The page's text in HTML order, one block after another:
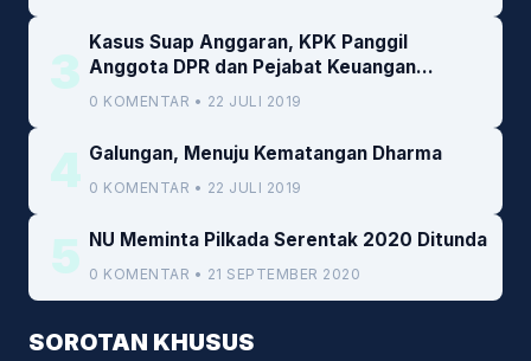
3
Kasus Suap Anggaran, KPK Panggil
Anggota DPR dan Pejabat Keuangan
Kemenkeu
0 KOMENTAR • 22 JULI 2019
4 Galungan, Menuju Kematangan Dharma
0 KOMENTAR • 22 JULI 2019
5 NU Meminta Pilkada Serentak 2020 Ditunda
0 KOMENTAR • 21 SEPTEMBER 2020
SOROTAN KHUSUS